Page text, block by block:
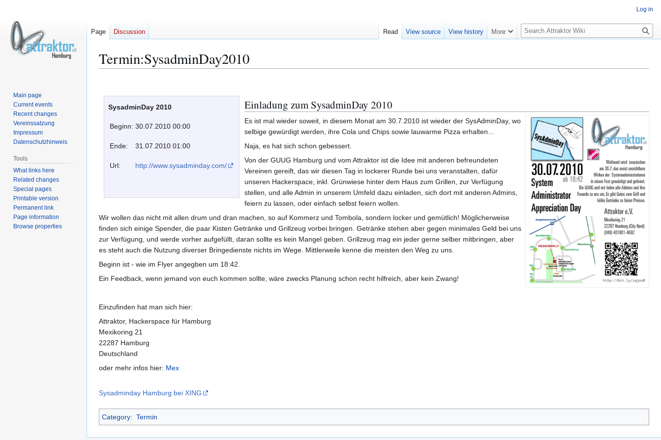
Termin:SysadminDay2010
navigation
searchSysadminDay 2010
Beginn: 30.07.2010 00:00
Ende: 31.07.2010 01:00
Url: http://www.sysadminday.com/
Einladung zum SysadminDay 2010
Es ist mal wieder soweit, in diesem Monat am 30.7.2010 ist wieder der SysAdminDay, wo
selbige gewürdigt werden, ihre Cola und Chips sowie lauwarme Pizza erhalten…
Naja, es hat sich schon gebessert.
Von der GUUG Hamburg und vom Attraktor ist die Idee mit anderen befreundeten
Vereinen gereift, das wir diesen Tag in lockerer Runde bei uns veranstalten, dafür
unseren Hackerspace, inkl. Grünwiese hinter dem Haus zum Grillen, zur Verfügung
stellen, und alle Admin in unserem Umfeld dazu einladen, sich dort mit anderen Admins,
feiern zu lassen, oder einfach selbst feiern wollen.
Wir wollen das nicht mit allen drum und dran machen, so auf Kommerz und Tombola, sondern locker und gemütlich! Möglicherweise
finden sich einige Spender, die paar Kisten Getränke und Grillzeug vorbei bringen. Getränke stehen aber gegen minimales Geld bei uns
zur Verfügung, und werde vorher aufgefüllt, daran sollte es kein Mangel geben. Grillzeug mag ein jeder gerne selber mitbringen, aber
es steht auch die Nutzung diverser Bringedienste nichts im Wege. Mittlerweile kenne die meisten den Weg zu uns.
Beginn ist - wie im Flyer angegben um 18:42.
Ein Feedback, wenn jemand von euch kommen sollte, wäre zwecks Planung schon recht hilfreich, aber kein Zwang!
Einzufinden hat man sich hier:
Attraktor, Hackerspace für Hamburg
Mexikoring 21
22287 Hamburg
Deutschland
oder mehr infos hier: Mex
Sysadminday Hamburg bei XING
Category: Termin
Log in
Page Discussion Read View source View history More
S
e
c
Main page
Current events
Recent changes
Vereinssatzung
Impressum
Datenschutzhinweis
Tools
What links here
Related changes
Special pages
Printable version
Permanent link
Page information
Browse properties